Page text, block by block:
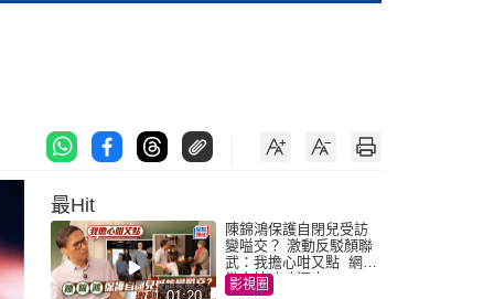
最Hit
陳錦鴻保護自閉兒受訪
變嗌交？ 激動反駁顏聯
武：我擔心咁又點 網民
批主持咄咄逼人
影視圈